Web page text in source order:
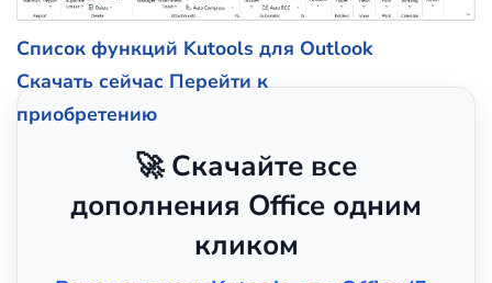
Список функций Kutools для Outlook
Скачать сейчас Перейти к
приобретению
🚀 Скачайте все
дополнения Office одним
кликом